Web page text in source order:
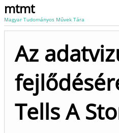
mtmt
Magyar Tudományos Művek Tára
Az
Tells A